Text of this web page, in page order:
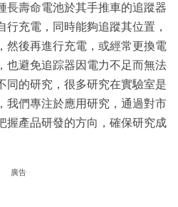
長壽命電池於其手推車的追蹤器
行充電，同時能夠追蹤其位置，
然後再進行充電，或經常更換電
也避免追踪器因電力不足而無法
同的研究，很多研究在實驗室是
我們專注於應用研究，通過對市
握產品研發的方向，確保研究成
廣告